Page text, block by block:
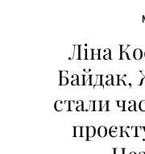
Ліна
Байдак,
стали